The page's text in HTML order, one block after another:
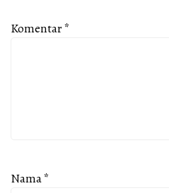
Komentar*
Nama*